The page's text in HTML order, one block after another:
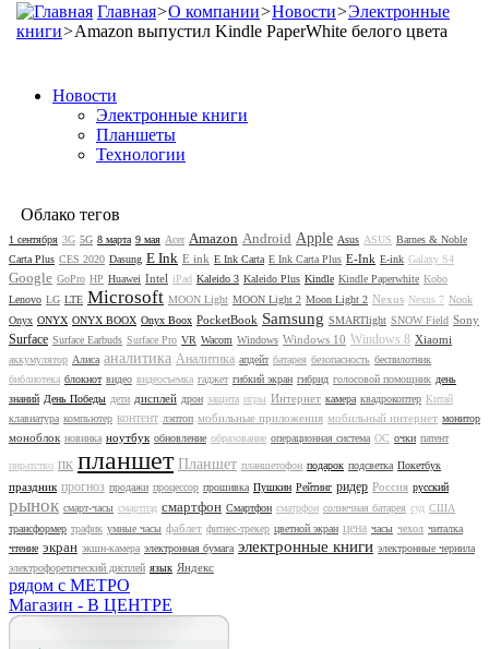
Главная>О компании>Новости>Электронные
книги>Amazon выпустил Kindle PaperWhite белого цвета
Новости
Электронные книги
Планшеты
Технологии
Облако тегов
1 сентября 3G 5G 8 марта 9 мая Acer Amazon Android Apple Asus ASUS Barnes & Noble
Carta Plus CES 2020 Dasung E Ink E ink E Ink Carta E Ink Carta Plus E-Ink E-ink Galaxy S4
Google GoPro HP Huawei Intel iPad Kaleido 3 Kaleido Plus Kindle Kindle Paperwhite Kobo
Lenovo LG LTE Microsoft MOON Light MOON Light 2 Moon Light 2 Nexus Nexus 7 Nook
Onyx ONYX ONYX BOOX Onyx Boox PocketBook Samsung SMARTlight SNOW Field Sony
Surface Surface Earbuds Surface Pro VR Wacom Windows Windows 10 Windows 8 Xiaomi
аккумулятор Алиса аналитика Аналитика апдейт батарея безопасность беспилотник
библиотека блокнот видео видеосъемка гаджет гибкий экран гибрид голосовой помощник день
знаний День Победы дети дисплей дрон защита игры Интернет камера квадрокоптер Китай
клавиатура компьютер контент лэптоп мобильные приложения мобильный интернет монитор
моноблок новинка ноутбук обновление образование операционная система ОС очки патент
пиратство ПК планшет Планшет планшетофон подарок подсветка Покетбук
праздник прогноз продажи процессор прошивка Пушкин Рейтинг ридер Россия русский
рынок смарт-часы смартпэд смартфон Смартфон сматрфон солнечная батарея суд США
трансформер трафик умные часы фаблет фитнес-трекер цветной экран цена часы чехол читалка
чтение экран экшн-камера электронная бумага электронные книги электронные чернила
электрофоретический дисплей язык Яндекс
рядом с МЕТРО
Магазин - В ЦЕНТРЕ